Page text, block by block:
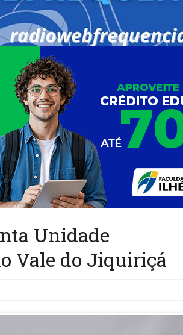
Unidade
Vale do Jiquiriçá